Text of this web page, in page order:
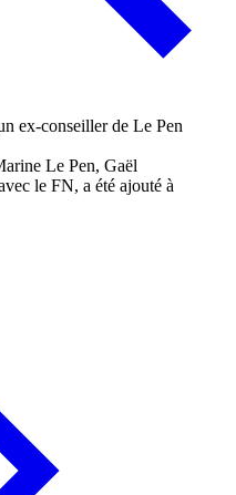
Le Pen, Gaël
le FN, a été ajouté à